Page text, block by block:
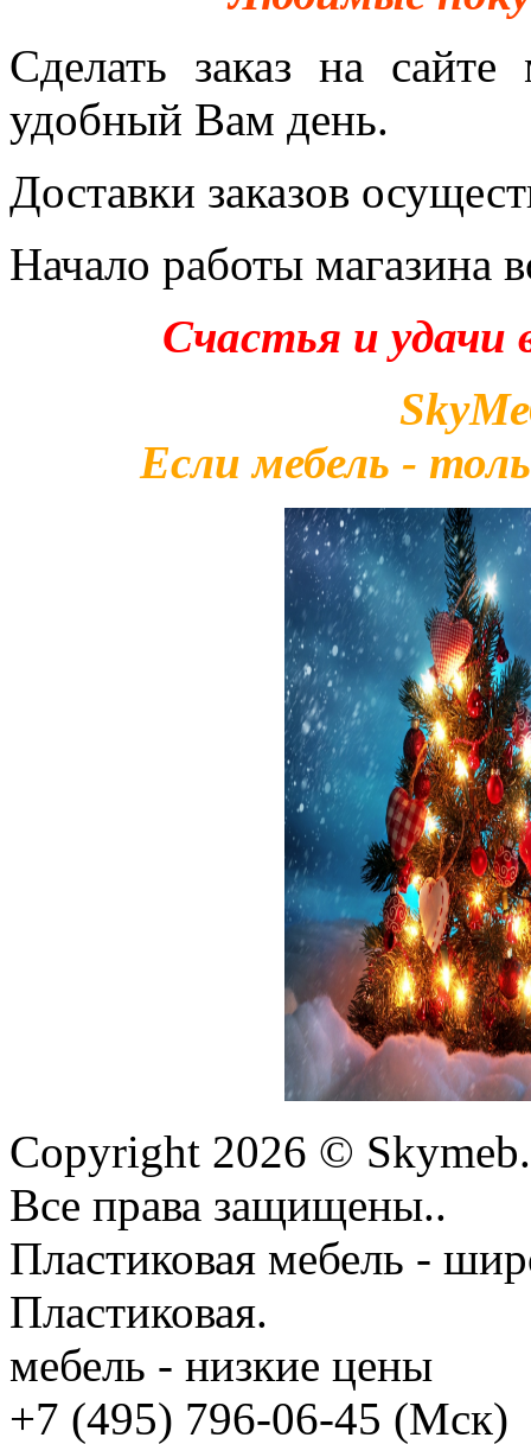
Сделать заказ на
удобный Вам день.
Доставки заказов
Начало работы магазина
Счастья и удачи
Если мебель -
Copyright 2026 ©
Все права защищены..
Пластиковая мебель -
Пластиковая.
мебель - низкие цены
+7 (495) 796-06-45 (Мск)